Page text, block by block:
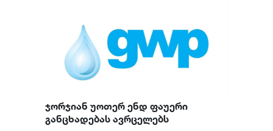
ჯორჯიან უოთერ ენდ ფაუერი
განცხადებას ავრცელებს